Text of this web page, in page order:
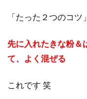
「たった２つのコ
先に入れたきな粉＆
て、よく混ぜる
これです 笑